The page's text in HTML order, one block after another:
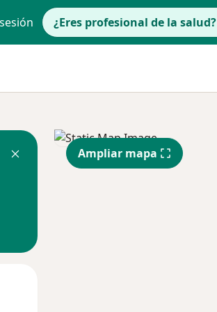
¿Eres profesional de la salud?
Ampliar mapa